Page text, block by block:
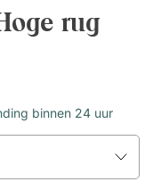
rug
binnen 24 uur